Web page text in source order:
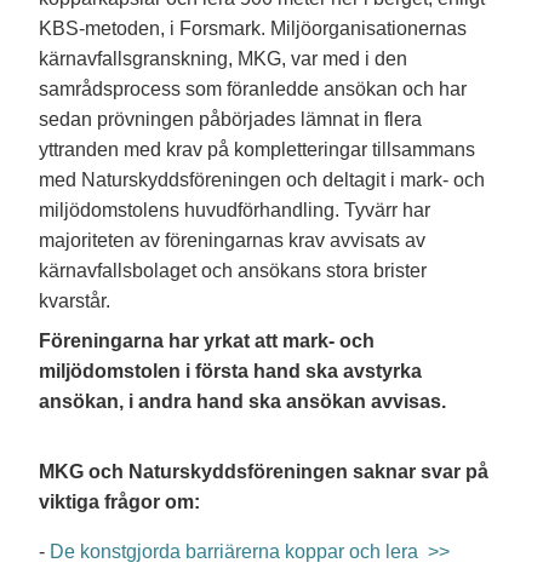
KBS-metoden, i Forsmark. Miljöorganisationernas
kärnavfallsgranskning, MKG, var med i den
samrådsprocess som föranledde ansökan och har
sedan prövningen påbörjades lämnat in flera
yttranden med krav på kompletteringar tillsammans
med Naturskyddsföreningen och deltagit i mark- och
miljödomstolens huvudförhandling. Tyvärr har
majoriteten av föreningarnas krav avvisats av
kärnavfallsbolaget och ansökans stora brister
kvarstår.
Föreningarna har yrkat att mark- och
miljödomstolen i första hand ska avstyrka
ansökan, i andra hand ska ansökan avvisas.
MKG och Naturskyddsföreningen saknar svar på
viktiga frågor om:
- De konstgjorda barriärerna koppar och lera >>